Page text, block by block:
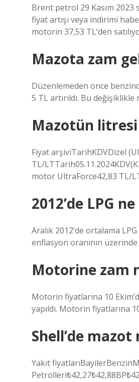
Brent petrol 29 Kasım
fiyat artışı veya indirimi
motorin 37,53 TL’den
Mazota zam
Düzenlemeden önce
5 TL artırıldı. Bu
Mazotün litresi
Fiyat arşiviTarihKDVDizel
TL/
motor UltraForce42,83 TL/
2012’de LPG
Aralık 2012’de ortalama
enflasyon oranının
Motorine zam
Motorin fiyatlarına 10
yapıldı. Motorin fiyatlarına
Shell’de mazot
Yakıt